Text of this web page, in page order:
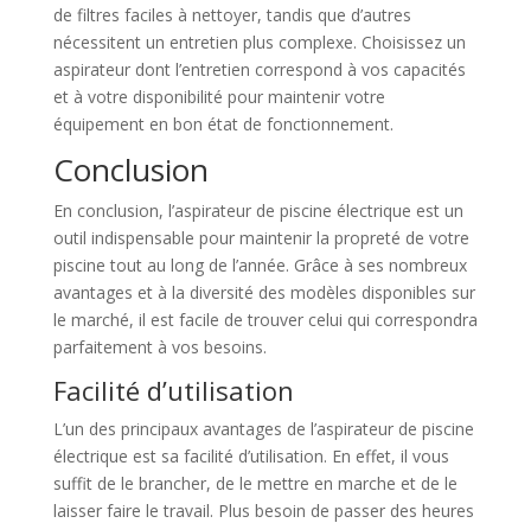
de filtres faciles à nettoyer, tandis que d’autres
nécessitent un entretien plus complexe. Choisissez un
aspirateur dont l’entretien correspond à vos capacités
et à votre disponibilité pour maintenir votre
équipement en bon état de fonctionnement.
Conclusion
En conclusion, l’aspirateur de piscine électrique est un
outil indispensable pour maintenir la propreté de votre
piscine tout au long de l’année. Grâce à ses nombreux
avantages et à la diversité des modèles disponibles sur
le marché, il est facile de trouver celui qui correspondra
parfaitement à vos besoins.
Facilité d’utilisation
L’un des principaux avantages de l’aspirateur de piscine
électrique est sa facilité d’utilisation. En effet, il vous
suffit de le brancher, de le mettre en marche et de le
laisser faire le travail. Plus besoin de passer des heures